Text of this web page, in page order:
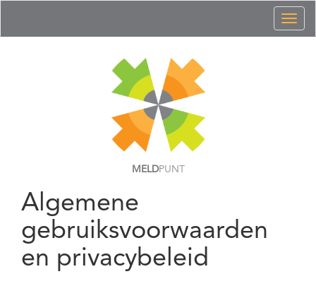
MELDPUNT
Algemene
gebruiksvoorwaarden
en privacybeleid